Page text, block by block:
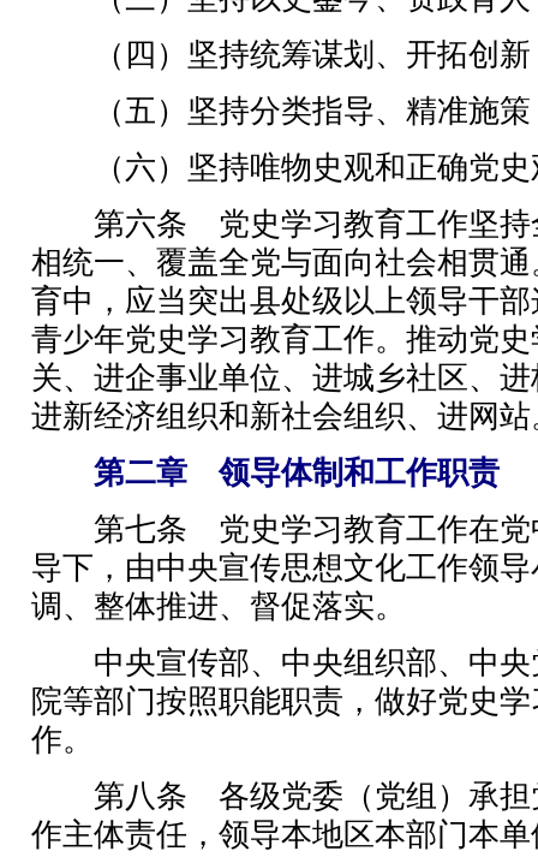
（四）坚持统筹谋划、开拓创新
（五）坚持分类指导、精准施策
（六）坚持唯物史观和正确党史
第六条 党史学习教育工作坚持
相统一、覆盖全党与面向社会相贯
育中，应当突出县处级以上领导干
青少年党史学习教育工作。推动党
关、进企事业单位、进城乡社区、
进新经济组织和新社会组织、进网站
第二章 领导体制和工作职责
第七条 党史学习教育工作在党
导下，由中央宣传思想文化工作领
调、整体推进、督促落实。
中央宣传部、中央组织部、中央
院等部门按照职能职责，做好党史
作。
第八条 各级党委（党组）承担
作主体责任，领导本地区本部门本